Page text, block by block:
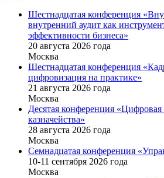
Шестнадцатая конференция
внутренний аудит как
эффективности бизнеса»
20 августа 2026 года
Москва
Шестнадцатая конференция
цифровизация на практике»
21 августа 2026 года
Москва
Десятая конференция
казначейства»
28 августа 2026 года
Москва
Семнадцатая конференция
10-11 сентября 2026 года
Москва